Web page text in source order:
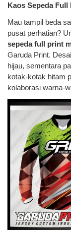
Kaos Sepeda
Mau tampil beda
pusat perhatian?
sepeda full print
Garuda Print.
hijau, sementara
kotak-kotak hitam
kolaborasi warna-